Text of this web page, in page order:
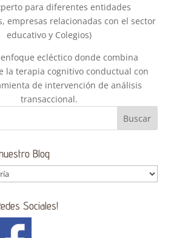
para diferentes entidades
empresas relacionadas con el sector
educativo y Colegios)
ecléctico donde combina
la terapia cognitivo conductual con
de intervención de análisis
transaccional.
Blog
Sociales!